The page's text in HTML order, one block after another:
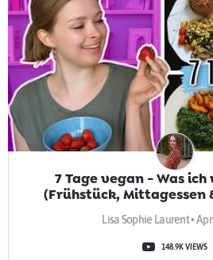
7 Tage vegan - Was
(Frühstück, Mittagessen
Lisa Sophie Laurent • Apr
148.9K VIEWS